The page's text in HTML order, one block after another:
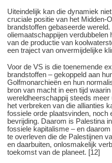
Uiteindelijk kan die dynamiek
cruciale positie van het Midden-
brandstoffen gebaseerde
oliemaatschappijen verdubbelen
van de productie van
een traject van onvermijdelijke
Voor de VS is die toenemende
brandstoffen – gekoppeld aan
Golfmonarchieën en hun
bron van macht in een tijd
wereldheerschappij steeds
het verbreken van die allianties
fossiele orde plaatsvinden, noch
bevrijding. Daarom is Palestina
fossiele kapitalisme – en
te overleven die de Palestijnen
en daarbuiten, onlosmakelijk
toekomst van de planeet. [12]